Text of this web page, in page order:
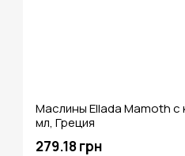
Маслины Ellada Mamoth с
мл, Греция
279.18 грн